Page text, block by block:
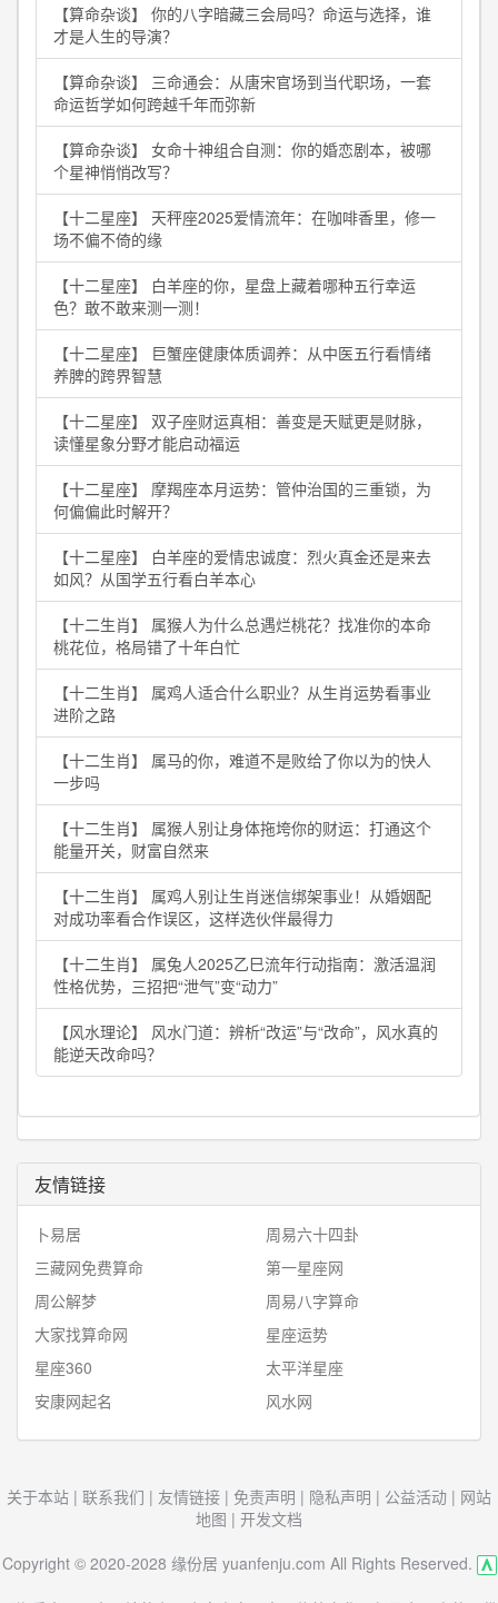
【算命杂谈】 你的八字暗藏三会局吗？命运与选择，谁
才是人生的导演？
【算命杂谈】 三命通会：从唐宋官场到当代职场，一套
命运哲学如何跨越千年而弥新
【算命杂谈】 女命十神组合自测：你的婚恋剧本，被哪
个星神悄悄改写？
【十二星座】 天秤座2025爱情流年：在咖啡香里，修一
场不偏不倚的缘
【十二星座】 白羊座的你，星盘上藏着哪种五行幸运
色？敢不敢来测一测！
【十二星座】 巨蟹座健康体质调养：从中医五行看情绪
养脾的跨界智慧
【十二星座】 双子座财运真相：善变是天赋更是财脉，
读懂星象分野才能启动福运
【十二星座】 摩羯座本月运势：管仲治国的三重锁，为
何偏偏此时解开？
【十二星座】 白羊座的爱情忠诚度：烈火真金还是来去
如风？从国学五行看白羊本心
【十二生肖】 属猴人为什么总遇烂桃花？找准你的本命
桃花位，格局错了十年白忙
【十二生肖】 属鸡人适合什么职业？从生肖运势看事业
进阶之路
【十二生肖】 属马的你，难道不是败给了你以为的快人
一步吗
【十二生肖】 属猴人别让身体拖垮你的财运：打通这个
能量开关，财富自然来
【十二生肖】 属鸡人别让生肖迷信绑架事业！从婚姻配
对成功率看合作误区，这样选伙伴最得力
【十二生肖】 属兔人2025乙巳流年行动指南：激活温润
性格优势，三招把“泄气”变“动力”
【风水理论】 风水门道：辨析“改运”与“改命”，风水真的
能逆天改命吗？
友情链接
卜易居
周易六十四卦
三藏网免费算命
第一星座网
周公解梦
周易八字算命
大家找算命网
星座运势
星座360
太平洋星座
安康网起名
风水网
关于本站 | 联系我们 | 友情链接 | 免责声明 | 隐私声明 | 公益活动 | 网站
地图 | 开发文档
Copyright © 2020-2028 缘份居 yuanfenju.com All Rights Reserved.